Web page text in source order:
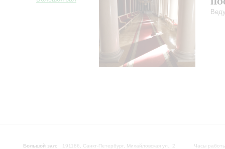
Большой зал:
191186, Санкт-Петербург, Михайловская ул., 2
Часы